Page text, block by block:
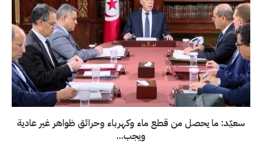
سعيّد: ما يحصل من قطع ماء وكهرباء وحرائق ظواهر غير عادية
ويجب...